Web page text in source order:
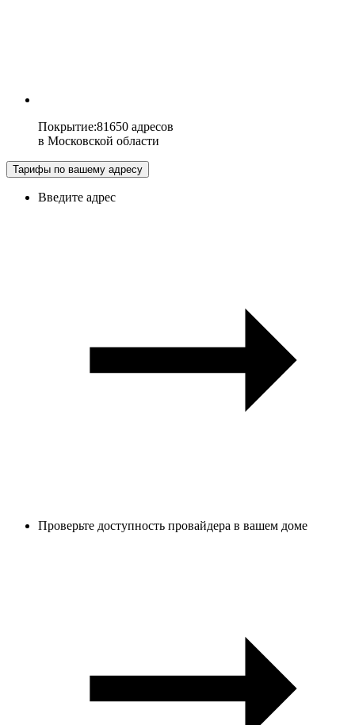
Покрытие:81650 адресов
в Московской области
Тарифы по вашему адресу
Введите адрес
Проверьте доступность провайдера в вашем доме